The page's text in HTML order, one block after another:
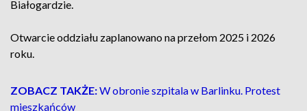
Białogardzie.
Otwarcie oddziału zaplanowano na przełom 2025 i 2026
roku.
ZOBACZ TAKŻE:W obronie szpitala w Barlinku. Protest
mieszkańców